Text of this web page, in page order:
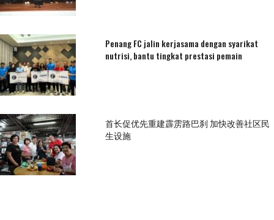
Penang FC jalin kerjasama dengan syarikat
nutrisi, bantu tingkat prestasi pemain
首长促优先重建霹雳路巴刹 加快改善社区民
生设施